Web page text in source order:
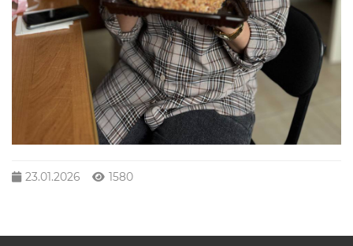
23.01.2026 1580